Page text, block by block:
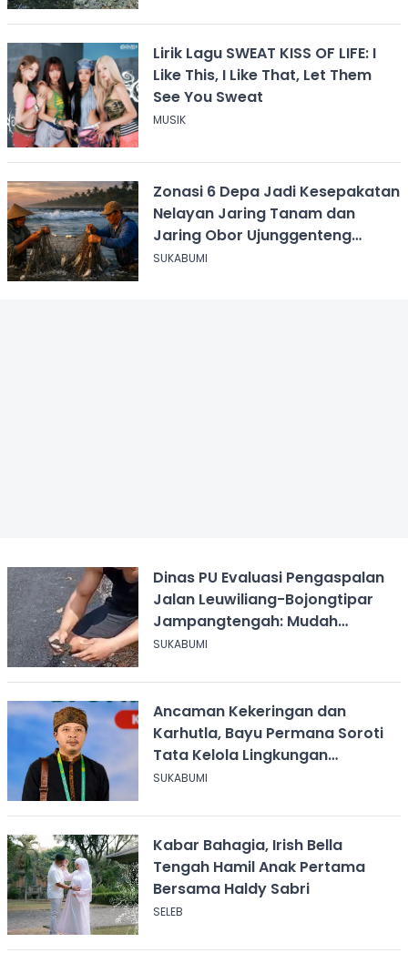
Lirik Lagu SWEAT KISS OF LIFE: I
Like This, I Like That, Let Them
See You Sweat
MUSIK
Zonasi 6 Depa Jadi Kesepakatan
Nelayan Jaring Tanam dan
Jaring Obor Ujunggenteng
Sukabumi
SUKABUMI
Dinas PU Evaluasi Pengaspalan
Jalan Leuwiliang-Bojongtipar
Jampangtengah: Mudah
Mengelupas
SUKABUMI
Ancaman Kekeringan dan
Karhutla, Bayu Permana Soroti
Tata Kelola Lingkungan
Sukabumi
SUKABUMI
Kabar Bahagia, Irish Bella
Tengah Hamil Anak Pertama
Bersama Haldy Sabri
SELEB